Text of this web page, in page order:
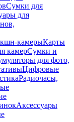
Сумки для
для
камерыКарты
камерСумки и
для фото,
Цифровые
Радиочасы,
Аксессуары